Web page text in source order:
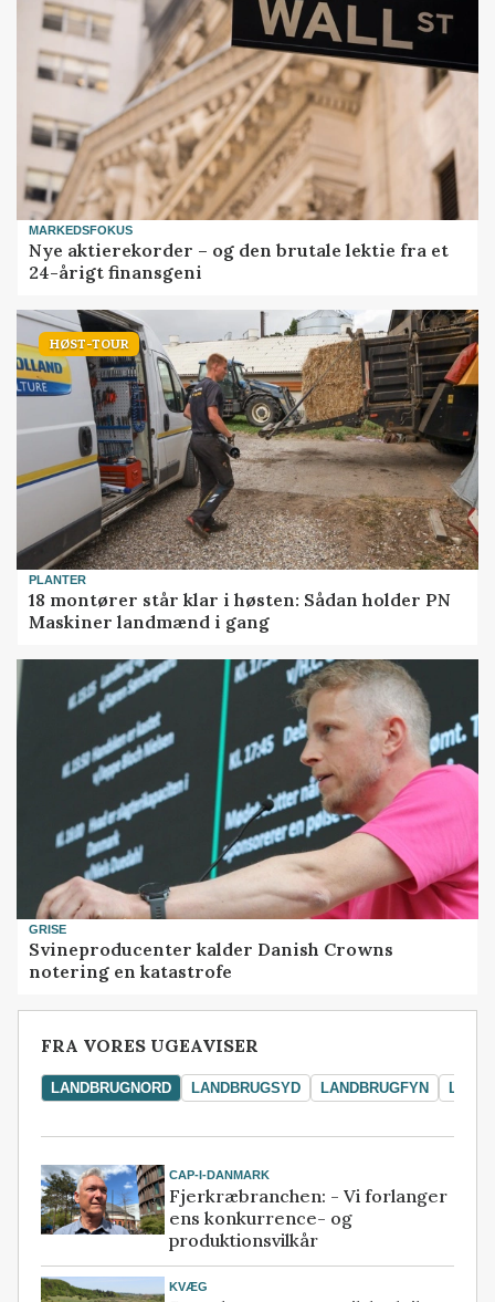
MARKEDSFOKUS
Nye aktierekorder – og den brutale lektie fra et
24-årigt finansgeni
HØST-TOUR
PLANTER
18 montører står klar i høsten: Sådan holder PN
Maskiner landmænd i gang
GRISE
Svineproducenter kalder Danish Crowns
notering en katastrofe
FRA VORES UGEAVISER
LANDBRUGNORD LANDBRUGSYD LANDBRUGFYN
CAP-I-DANMARK
Fjerkræbranchen: - Vi forlanger
ens konkurrence- og
produktionsvilkår
KVÆG